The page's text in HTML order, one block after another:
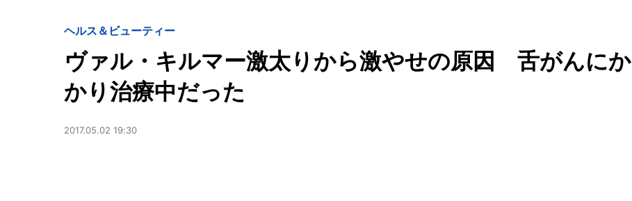
ヘルス＆ビューティー
ヴァル・キルマー激太りから激やせの原因 舌がんにか
かり治療中だった
2017.05.02 19:30